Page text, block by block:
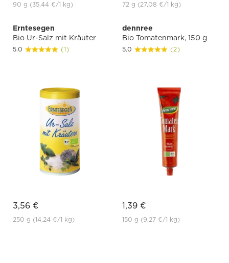
90 g (35,44 €/1 kg) 72 g (27,08 €/1 kg)
Erntesegen
Bio Ur-Salz mit Kräuter
5.0 (1)
3,56 €
250 g (14,24 €/1 kg)
dennree
Bio Tomatenmark, 150 g
5.0 (2)
1,39 €
150 g (9,27 €/1 kg)